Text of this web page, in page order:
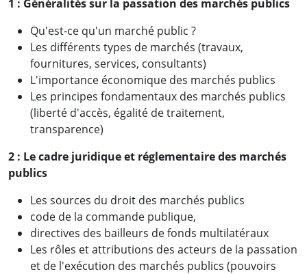
1 : Généralités sur la passation des marchés publics
Qu'est-ce qu'un marché public ?
Les différents types de marchés (travaux,
fournitures, services, consultants)
L'importance économique des marchés publics
Les principes fondamentaux des marchés publics
(liberté d'accès, égalité de traitement,
transparence)
2 : Le cadre juridique et réglementaire des marchés
publics
Les sources du droit des marchés publics
code de la commande publique,
directives des bailleurs de fonds multilatéraux
Les rôles et attributions des acteurs de la passation
et de l'exécution des marchés publics (pouvoirs